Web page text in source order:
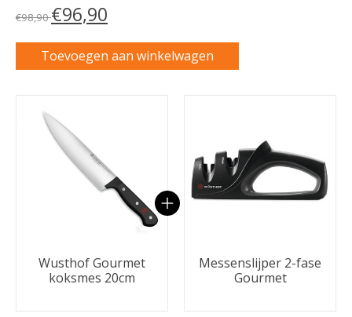
€98,90€96,90
Toevoegen aan winkelwagen
Wusthof Gourmet
koksmes 20cm
Messenslijper 2-fase
Gourmet